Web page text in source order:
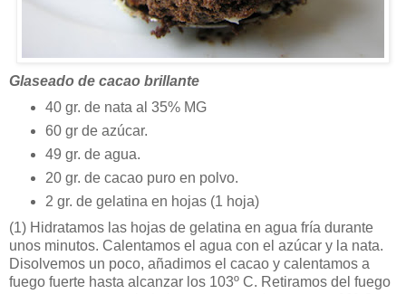
Glaseado de cacao brillante
40 gr. de nata al 35% MG
60 gr de azúcar.
49 gr. de agua.
20 gr. de cacao puro en polvo.
2 gr. de gelatina en hojas (1 hoja)
(1) Hidratamos las hojas de gelatina en agua fría durante
unos minutos. Calentamos el agua con el azúcar y la nata.
Disolvemos un poco, añadimos el cacao y calentamos a
fuego fuerte hasta alcanzar los 103º C. Retiramos del fuego